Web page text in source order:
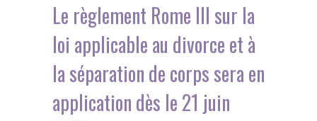
Le règlement Rome III sur la
loi applicable au divorce et à
la séparation de corps sera en
application dès le 21 juin